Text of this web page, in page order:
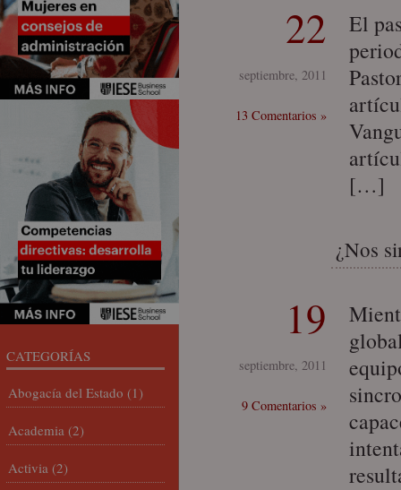
22
septiembre, 2011
13 Comentarios »
El
[…]
¿Nos
19
septiembre, 2011
9 Comentarios »
CATEGORÍAS
Abogacía del Estado (1)
Academia (2)
Activia (2)